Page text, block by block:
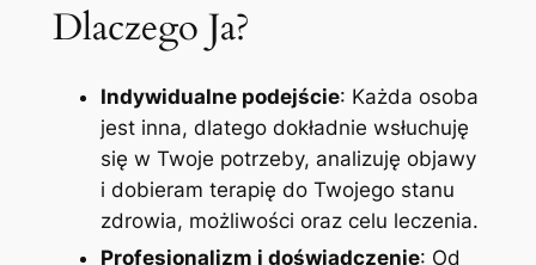
Dlaczego Ja?
Indywidualne podejście: Każda osoba
jest inna, dlatego dokładnie wsłuchuję
się w Twoje potrzeby, analizuję objawy
i dobieram terapię do Twojego stanu
zdrowia, możliwości oraz celu leczenia.
Profesjonalizm i doświadczenie: Od